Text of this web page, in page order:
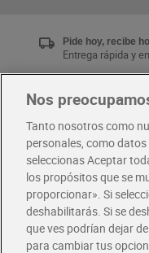
Pide hoy, recibe
Entrega rápida y
Disfruta las
Descárgate la
RECETAS
Nos
Tanto nosotros como
personales, como
seleccionas Aceptar
los propósitos que se
proporcionar». Si
deshabilitarás. Si se
que ves podrían dejar
para cambiar tus